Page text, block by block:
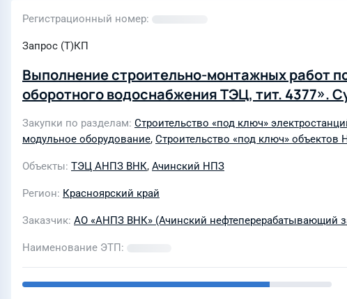
Регистрационный номер
Запрос (Т)КП
Выполнение строительно-монтажных работ
оборотного водоснабжения ТЭЦ, тит. 4377».
Закупки по разделам Строительство «под ключ»
модульное оборудование, Строительство «под ключ» объектов
Объекты ТЭЦ АНПЗ ВНК, Ачинский НПЗ
Регион Красноярский край
Заказчик АО «АНПЗ ВНК» (Ачинский нефтеперерабатывающий
Наименование ЭТП